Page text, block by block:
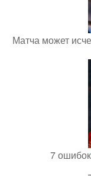
Матча может
7